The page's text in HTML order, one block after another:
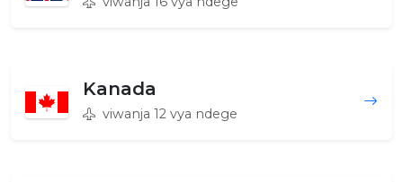
Kanada
viwanja 12 vya ndege